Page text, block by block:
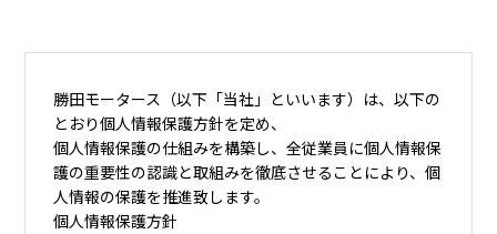
勝田モータース（以下「当社」といいます）は、以下の
とおり個人情報保護方針を定め、
個人情報保護の仕組みを構築し、全従業員に個人情報保
護の重要性の認識と取組みを徹底させることにより、個
人情報の保護を推進致します。
個人情報保護方針